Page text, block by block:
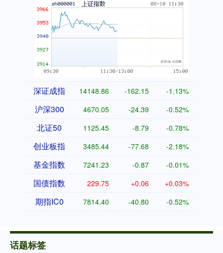
深证成指 14148.86 -162.15 -1.13%
沪深300 4670.05 -24.39 -0.52%
北证50 1125.45 -8.79 -0.78%
创业板指 3485.44 -77.68 -2.18%
基金指数 7241.23 -0.87 -0.01%
国债指数 229.75 +0.06 +0.03%
期指IC0 7814.40 -40.80 -0.52%
话题标签